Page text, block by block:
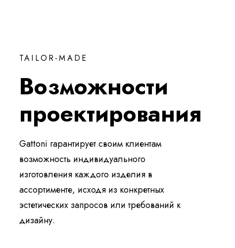
TAILOR-MADE
Возможности
проектирования
Gattoni гарантирует своим клиентам
возможность индивидуального
изготовления каждого изделия в
ассортименте, исходя из конкретных
эстетических запросов или требований к
дизайну.